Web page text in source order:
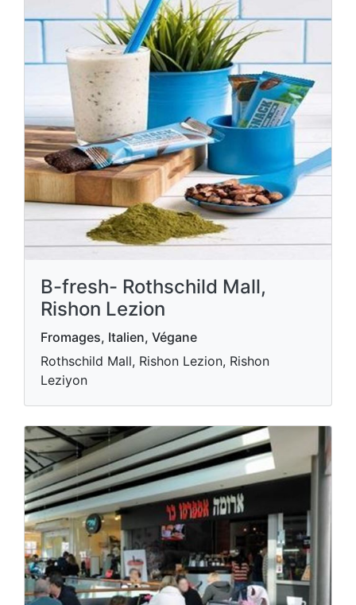
B-fresh- Rothschild Mall,
Rishon Lezion
Fromages, Italien, Végane
Rothschild Mall, Rishon Lezion, Rishon
Leziyon